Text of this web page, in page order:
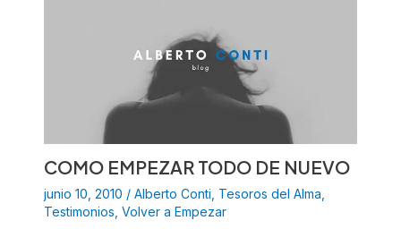
COMO EMPEZAR TODO DE NUEVO
junio 10, 2010 / Alberto Conti Tesoros del Alma
Testimonios Volver a Empezar